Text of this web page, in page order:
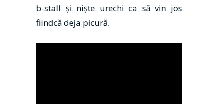
b-stall şi nişte urechi ca să vin jos
fiindcă deja picură.